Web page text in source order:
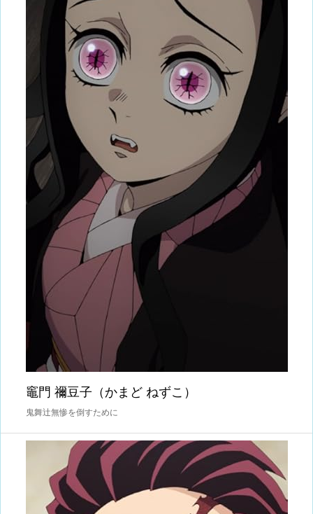
竈門 禰󠄀豆子（かまど ねずこ）
鬼舞辻󠄀無惨を倒すために